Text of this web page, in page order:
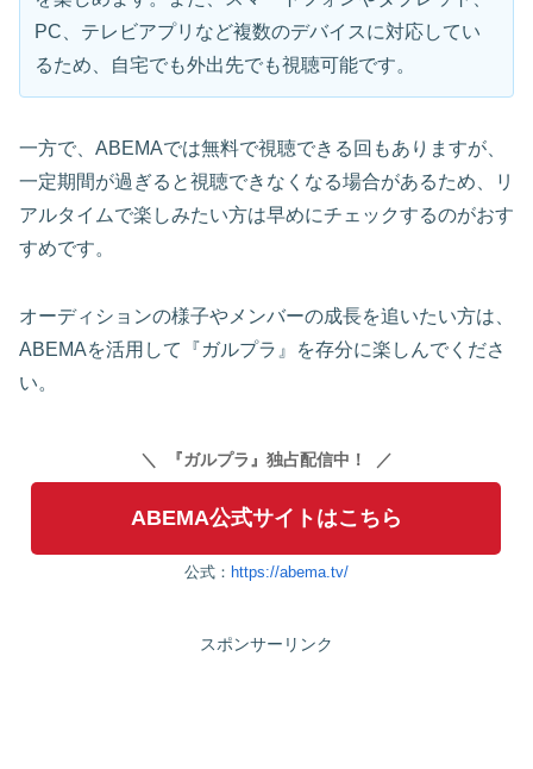
PC、テレビアプリなど複数のデバイスに対応してい
るため、自宅でも外出先でも視聴可能です。
一方で、ABEMAでは無料で視聴できる回もありますが、
一定期間が過ぎると視聴できなくなる場合があるため、リ
アルタイムで楽しみたい方は早めにチェックするのがおす
すめです。
オーディションの様子やメンバーの成長を追いたい方は、
ABEMAを活用して『ガルプラ』を存分に楽しんでくださ
い。
『ガルプラ』独占配信中！
ABEMA公式サイトはこちら
公式： https://abema.tv/
スポンサーリンク